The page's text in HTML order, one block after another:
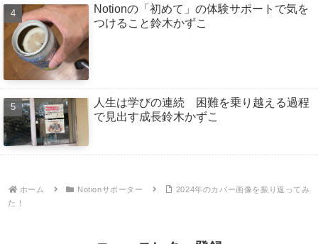
Notionの「初めて」の体験サポートで気を
つけること鈴木かずこ
人生は学びの連続 困難を乗り越える過程
で見出す成長鈴木かずこ
ホーム Notionサポーター
2024年のカバー画像を振り返ってみ
た！